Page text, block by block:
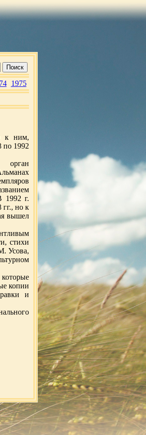
1975
к ним,
по 1992
орган
1992 г.
гг., но к
вышел
стихи
Усова,
копии
и